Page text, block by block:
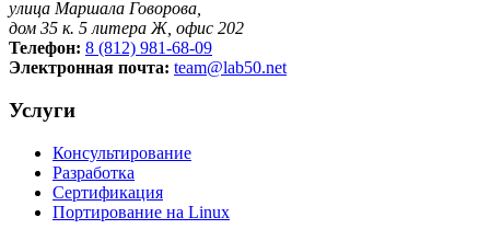
улица Маршала Говорова,
дом 35 к. 5 литера Ж, офис 202
Телефон: 8 (812) 981-68-09
Электронная почта: team@lab50.net
Услуги
Консультирование
Разработка
Сертификация
Портирование на Linux